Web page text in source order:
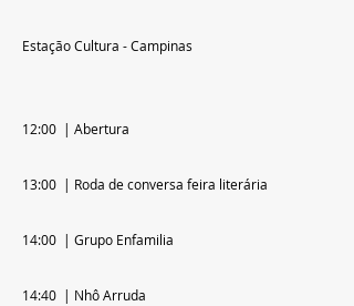
Estação Cultura - Campinas
12:00  | Abertura
13:00  | Roda de conversa feira literária
14:00  | Grupo Enfamilia
14:40  | Nhô Arruda